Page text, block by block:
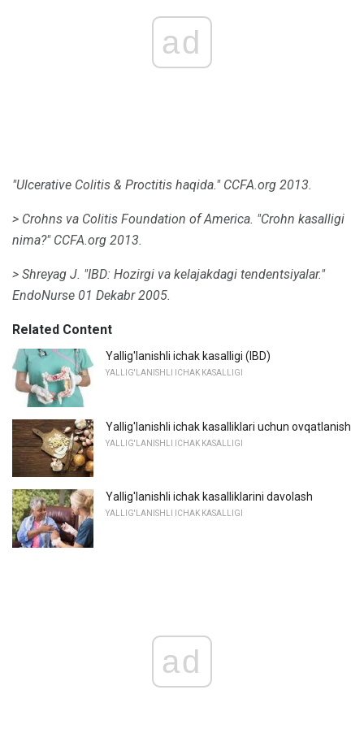
ad
"Ulcerative Colitis & Proctitis haqida." CCFA.org 2013.
> Crohns va Colitis Foundation of America. "Crohn kasalligi
nima?" CCFA.org 2013.
> Shreyag J. "IBD: Hozirgi va kelajakdagi tendentsiyalar."
EndoNurse 01 Dekabr 2005.
Related Content
Yallig'lanishli ichak kasalligi (IBD)
YALLIG'LANISHLI ICHAK KASALLIGI
Yallig'lanishli ichak kasalliklari uchun ovqatlanish
YALLIG'LANISHLI ICHAK KASALLIGI
Yallig'lanishli ichak kasalliklarini davolash
YALLIG'LANISHLI ICHAK KASALLIGI
ad